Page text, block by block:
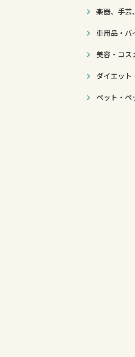
楽器、手芸
車用品・バ
美容・コス
ダイエット
ペット・ペ